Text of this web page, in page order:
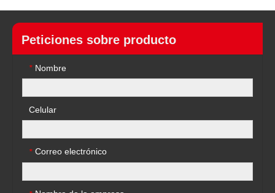
Peticiones sobre producto
* Nombre
Celular
* Correo electrónico